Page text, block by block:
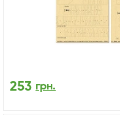
253 грн.